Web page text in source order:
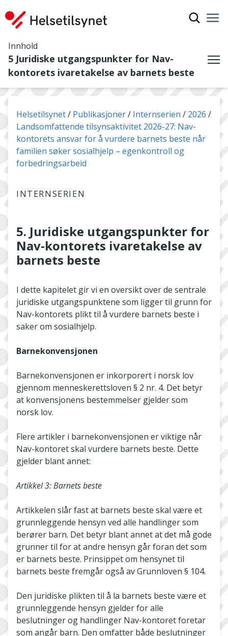
Innhold
5 Juridiske utgangspunkter for Nav-
kontorets ivaretakelse av barnets beste
Du er her:
Helsetilsynet Publikasjoner Internserien
2026
Landsomfattende tilsynsaktivitet 2026-27: Nav-
kontorets ansvar for å vurdere barnets beste når
familien søker sosialhjelp – egenkontroll og
forbedringsarbeid
INTERNSERIEN
5. Juridiske utgangspunkter for
Nav-kontorets ivaretakelse av
barnets beste
I dette kapitelet gir vi en oversikt over de sentrale
juridiske utgangspunktene som ligger til grunn for
Nav-kontorets plikt til å vurdere barnets beste i
saker om sosialhjelp.
Barnekonvensjonen
Barnekonvensjonen er inkorporert i norsk lov
gjennom menneskerettsloven § 2 nr. 4. Det betyr
at konvensjonens bestemmelser gjelder som
norsk lov.
Flere artikler i barnekonvensjonen er viktige når
Nav-kontoret skal vurdere barnets beste. Dette
gjelder blant annet:
Artikkel 3: Barnets beste
Artikkelen slår fast at barnets beste skal være et
grunnleggende hensyn ved alle handlinger som
berører barn. Det betyr blant annet at det må gode
grunner til for at andre hensyn går foran det som
er barnets beste. Prinsippet om hensynet til
barnets beste fremgår også av Grunnloven § 104.
Den juridiske plikten til å la barnets beste være et
grunnleggende hensyn gjelder for alle
beslutninger og handlinger Nav-kontoret foretar
som angår barn. Den omfatter både beslutninger